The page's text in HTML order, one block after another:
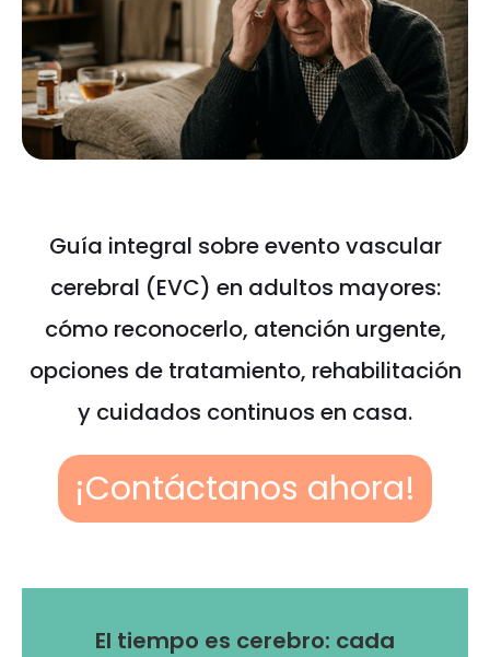
Guía integral sobre evento vascular
cerebral (EVC) en adultos mayores:
cómo reconocerlo, atención urgente,
opciones de tratamiento, rehabilitación
y cuidados continuos en casa.
¡Contáctanos ahora!
El tiempo es cerebro: cada